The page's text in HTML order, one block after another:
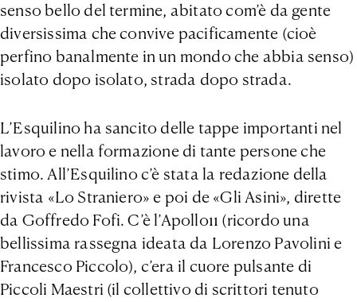
senso bello del termine, abitato com’è da gente
diversissima che convive pacificamente (cioè
perfino banalmente in un mondo che abbia senso)
isolato dopo isolato, strada dopo strada.
L’Esquilino ha sancito delle tappe importanti nel
lavoro e nella formazione di tante persone che
stimo. All’Esquilino c’è stata la redazione della
rivista «Lo Straniero» e poi de «Gli Asini», dirette
da Goffredo Fofi. C’è l’Apollo11 (ricordo una
bellissima rassegna ideata da Lorenzo Pavolini e
Francesco Piccolo), c’era il cuore pulsante di
Piccoli Maestri (il collettivo di scrittori tenuto